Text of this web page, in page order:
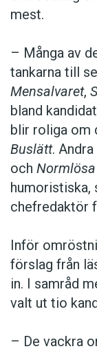
mest.
– Många av
tankarna till
Mensalvaret,
bland
blir roliga om
Buslätt.
och Normlösa
humoristiska,
chefredaktör
Inför
förslag från
in. I samråd
valt ut tio
– De vackra